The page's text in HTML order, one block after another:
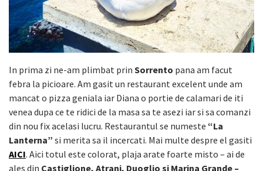
In prima zi ne-am plimbat prin Sorrento pana am facut
febra la picioare. Am gasit un restaurant excelent unde am
mancat o pizza geniala iar Diana o portie de calamari de iti
venea dupa ce te ridici de la masa sa te asezi iar si sa comanzi
din nou fix acelasi lucru. Restaurantul se numeste “La
Lanterna” si merita sa il incercati. Mai multe despre el gasiti
AICI. Aici totul este colorat, plaja arate foarte misto – ai de
ales din Castiglione, Atrani, Duoglio si Marina Grande –